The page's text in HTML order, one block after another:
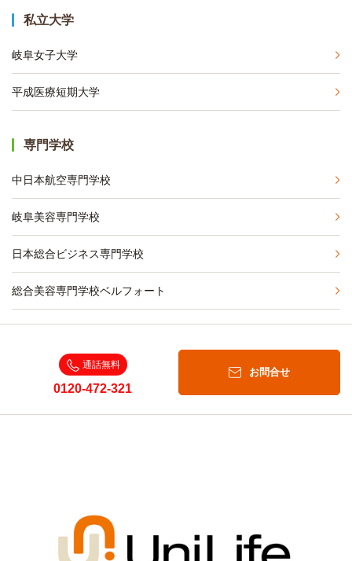
私立大学
岐阜女子大学
平成医療短期大学
専門学校
中日本航空専門学校
岐阜美容専門学校
日本総合ビジネス専門学校
総合美容専門学校ベルフォート
通話無料
0120-472-321
お問合せ